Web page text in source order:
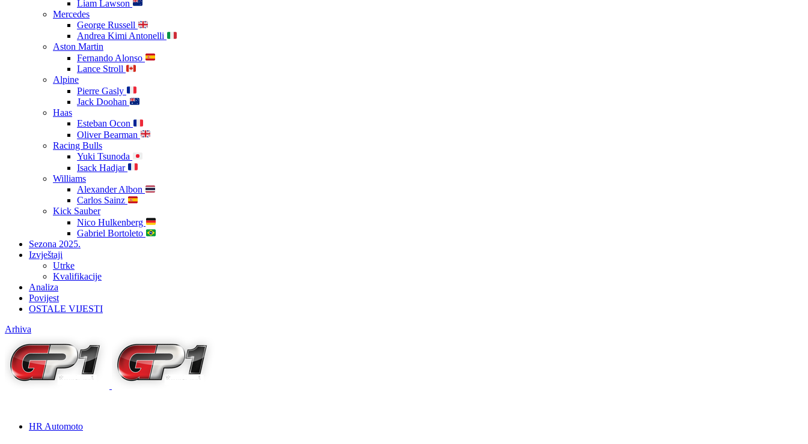
Liam Lawson
Mercedes
George Russell
Andrea Kimi Antonelli
Aston Martin
Fernando Alonso
Lance Stroll
Alpine
Pierre Gasly
Jack Doohan
Haas
Esteban Ocon
Oliver Bearman
Racing Bulls
Yuki Tsunoda
Isack Hadjar
Williams
Alexander Albon
Carlos Sainz
Kick Sauber
Nico Hulkenberg
Gabriel Bortoleto
Sezona 2025.
Izvještaji
Utrke
Kvalifikacije
Analiza
Povijest
OSTALE VIJESTI
Arhiva
HR Automoto